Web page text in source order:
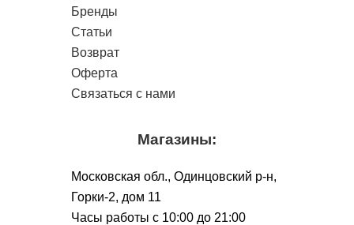
Бренды
Статьи
Возврат
Оферта
Связаться с нами
Магазины:
Московская обл., Одинцовский р-н,
Горки-2, дом 11
Чacы работы с 10:00 до 21:00